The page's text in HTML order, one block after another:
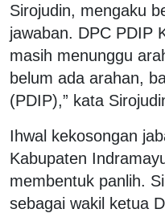
Sirojudin, mengaku
jawaban. DPC PDIP
masih menunggu
belum ada arahan,
(PDIP),” kata
Ihwal kekosongan
Kabupaten
membentuk panlih.
sebagai wakil ketua